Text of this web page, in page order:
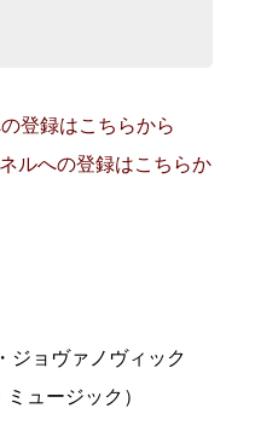
登録はこちらから
ルへの登録はこちらか
ジョヴァノヴィック
ュージック）